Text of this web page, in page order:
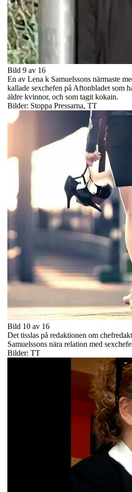
Bild 9 av 16
En av Lena k Samuelssons närmaste
kallade sexchefen på Aftonbladet som
äldre kvinnor, och som tagit kokain.
Bilder: Stoppa Pressarna, TT
Bild 10 av 16
Det tisslas på redaktionen om
Samuelssons nära relation med
Bilder: TT